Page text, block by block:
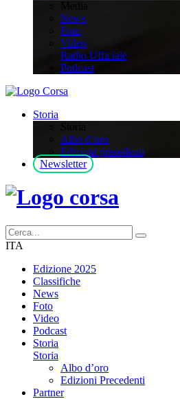
News
Foto
Video
Radio Ufficiale
Podcast
Storia
Albo d’oro
Edizioni precedenti
Newsletter
ITA
Edizione 2025
Classifiche
News
Foto
Video
Podcast
Storia
Storia
Albo d’oro
Edizioni Precedenti
Partner